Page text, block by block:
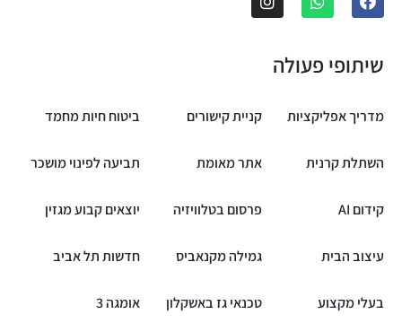
שיתופי פעולה
מדריך אפליקציות קניית קישורים ביטוח חיות מחמד
השתלת קרנית אתר מאומת תביעה לפינוי מושכר
קידום AI פרסום בטלוויזיה יוצאים קבוע מגזין
עיצוב הבית גמילה מקנאביס חדשות תל אביב
בעלי מקצוע טכנאי גז באשקלון אומגה 3